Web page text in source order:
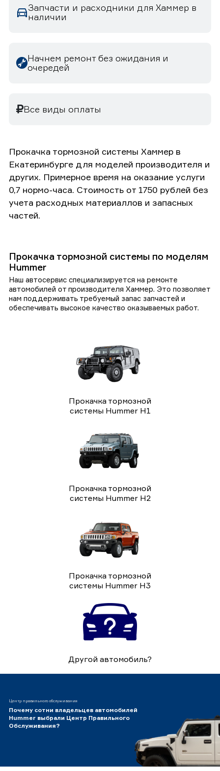
Запчасти и расходники для Хаммер в
наличии
Начнем ремонт без ожидания и
очередей
Все виды оплаты
Прокачка тормозной системы Хаммер в
Екатеринбурге для моделей производителя и
других. Примерное время на оказание услуги
0,7 нормо-часа. Стоимость от 1750 рублей без
учета расходных материаллов и запасных
частей.
Прокачка тормозной системы по моделям
Hummer
Наш автосервис специализируется на ремонте
автомобилей от производителя Хаммер. Это позволяет
нам поддерживать требуемый запас запчастей и
обеспечивать высокое качество оказываемых работ.
Прокачка тормозной
системы Hummer H1
Прокачка тормозной
системы Hummer H2
Прокачка тормозной
системы Hummer H3
Другой автомобиль?
Центр правильного обслуживания
Почему сотни владельцев автомобилей
Hummer выбрали Центр Правильного
Обслуживания?